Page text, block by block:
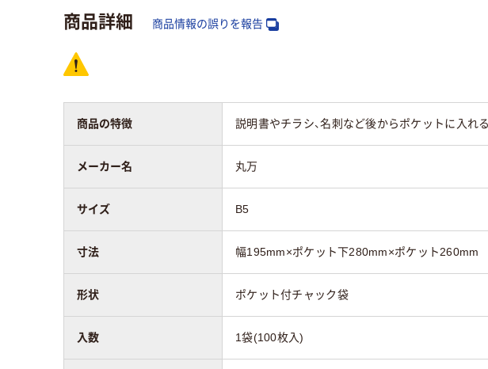
LDPE（ツルツルタイ
材質
アスクル商品環境
商品詳細 商品情報の誤りを報告
商品の特徴 説明書やチラシ、名刺など後からポケットに入れ
メーカー名 丸万
サイズ B5
寸法 幅195mm×ポケット下280mm×ポケット260mm
形状 ポケット付チャック袋
入数 1袋(100枚入)